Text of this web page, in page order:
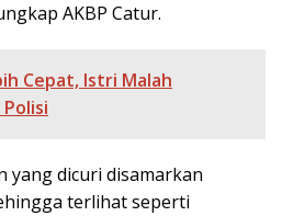
AKBP Catur.
Cepat, Istri Malah
yang dicuri disamarkan
terlihat seperti